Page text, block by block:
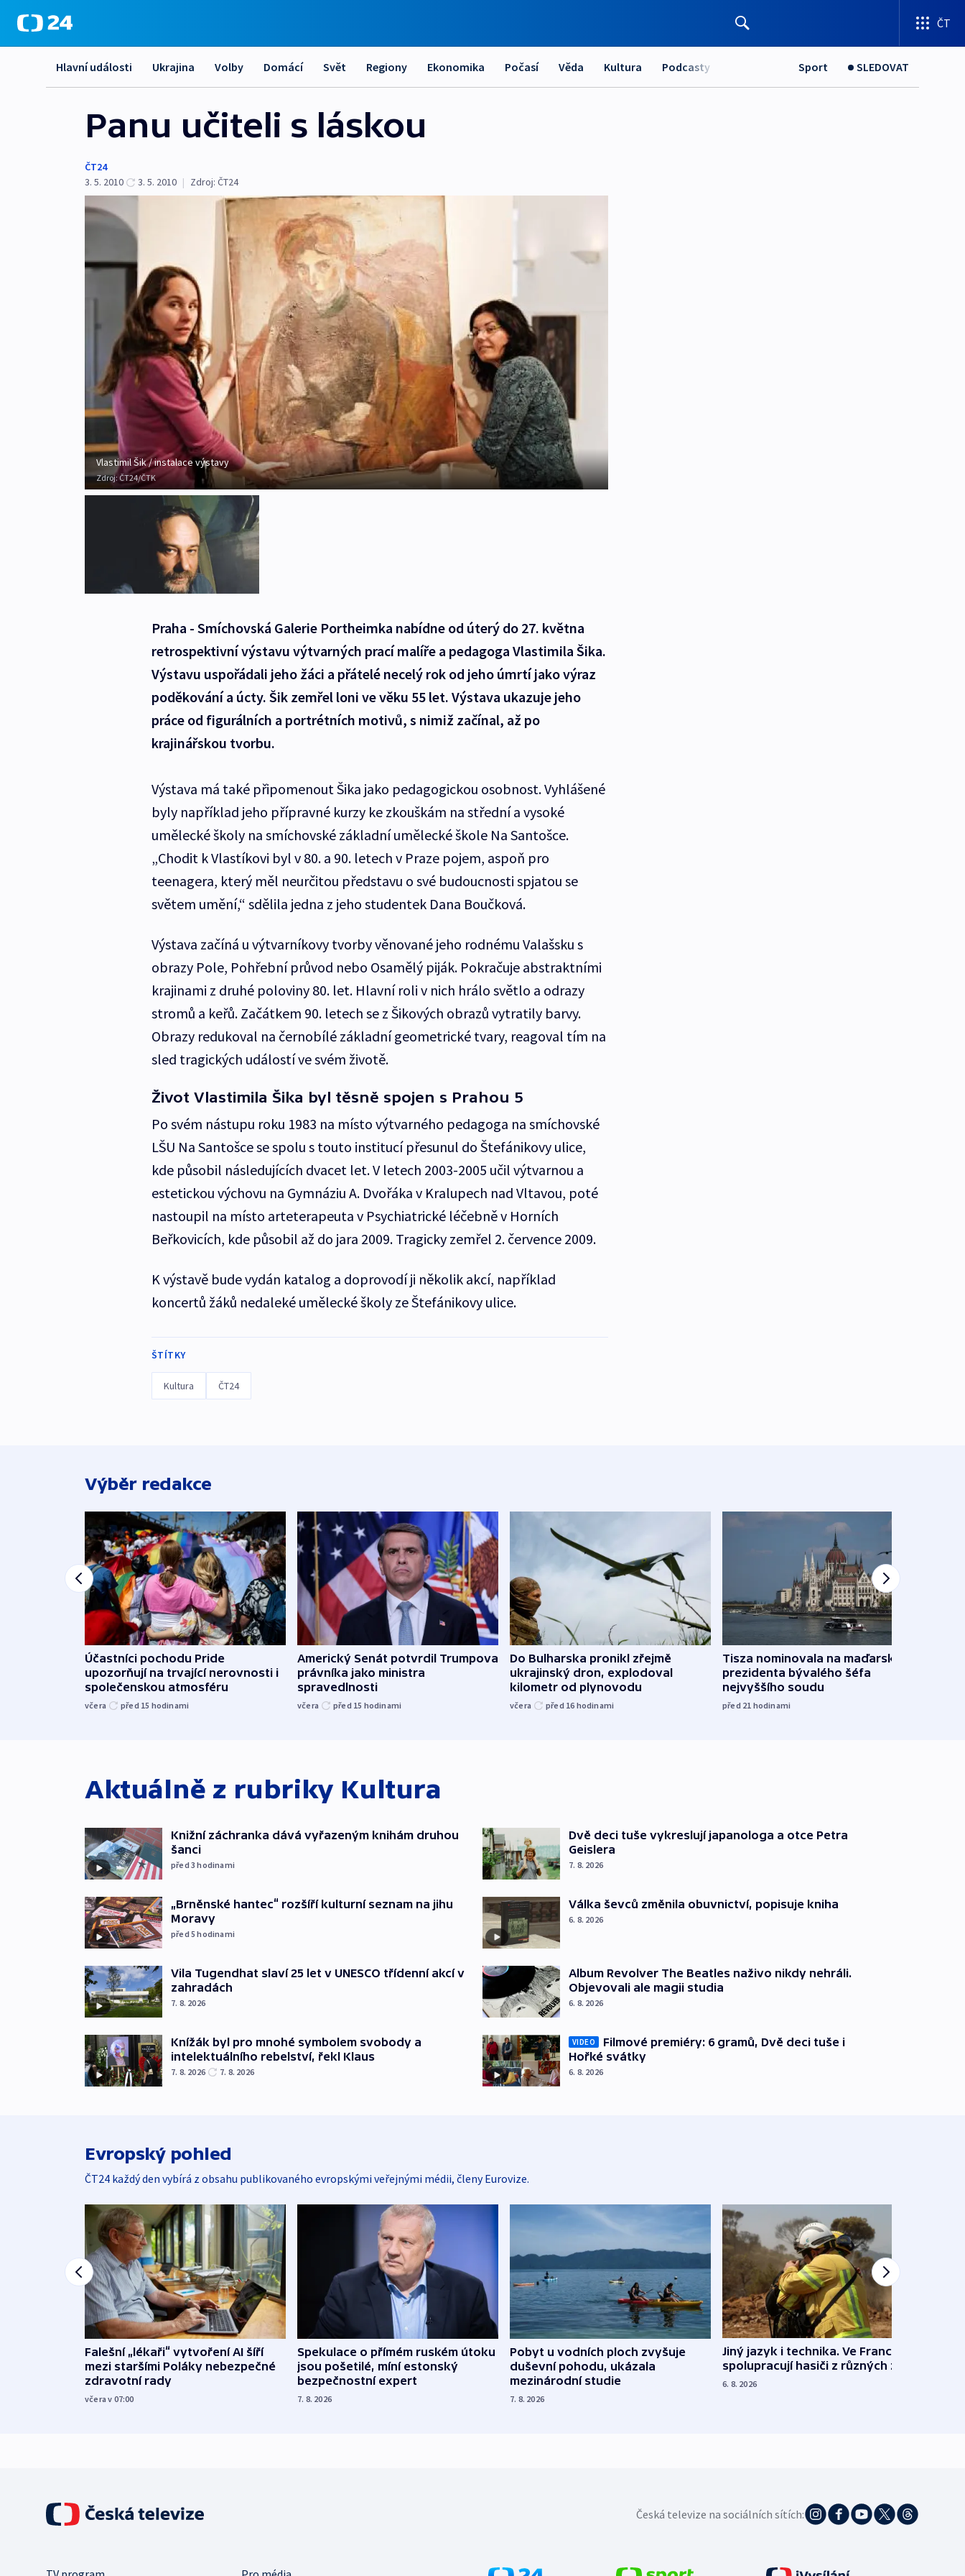
ČT
Hlavní události Ukrajina Volby Domácí Svět Regiony Ekonomika Počasí Věda Kultura Podcasty Sport SLEDOVAT
Panu učiteli s láskou
ČT24
3. 5. 2010
3. 5. 2010 | Zdroj: ČT24
Vlastimil Šik / instalace výstavy
Zdroj:ČT24/ČTK
Praha - Smíchovská Galerie Portheimka nabídne od úterý do 27. května
retrospektivní výstavu výtvarných prací malíře a pedagoga Vlastimila Šika.
Výstavu uspořádali jeho žáci a přátelé necelý rok od jeho úmrtí jako výraz
poděkování a úcty. Šik zemřel loni ve věku 55 let. Výstava ukazuje jeho
práce od figurálních a portrétních motivů, s nimiž začínal, až po
krajinářskou tvorbu.
Výstava má také připomenout Šika jako pedagogickou osobnost. Vyhlášené
byly například jeho přípravné kurzy ke zkouškám na střední a vysoké
umělecké školy na smíchovské základní umělecké škole Na Santošce.
„Chodit k Vlastíkovi byl v 80. a 90. letech v Praze pojem, aspoň pro
teenagera, který měl neurčitou představu o své budoucnosti spjatou se
světem umění,“ sdělila jedna z jeho studentek Dana Boučková.
Výstava začíná u výtvarníkovy tvorby věnované jeho rodnému Valašsku s
obrazy Pole, Pohřební průvod nebo Osamělý piják. Pokračuje abstraktními
krajinami z druhé poloviny 80. let. Hlavní roli v nich hrálo světlo a odrazy
stromů a keřů. Začátkem 90. letech se z Šikových obrazů vytratily barvy.
Obrazy redukoval na černobílé základní geometrické tvary, reagoval tím na
sled tragických událostí ve svém životě.
Život Vlastimila Šika byl těsně spojen s Prahou 5
Po svém nástupu roku 1983 na místo výtvarného pedagoga na smíchovské
LŠU Na Santošce se spolu s touto institucí přesunul do Štefánikovy ulice,
kde působil následujících dvacet let. V letech 2003-2005 učil výtvarnou a
estetickou výchovu na Gymnáziu A. Dvořáka v Kralupech nad Vltavou, poté
nastoupil na místo arteterapeuta v Psychiatrické léčebně v Horních
Beřkovicích, kde působil až do jara 2009. Tragicky zemřel 2. července 2009.
K výstavě bude vydán katalog a doprovodí ji několik akcí, například
koncertů žáků nedaleké umělecké školy ze Štefánikovy ulice.
ŠTÍTKY
Kultura ČT24
Výběr redakce
Účastníci pochodu Pride
upozorňují na trvající nerovnosti i
společenskou atmosféru
včera před 15 hodinami
Americký Senát potvrdil Trumpova
právníka jako ministra
spravedlnosti
včera před 15 hodinami
Do Bulharska pronikl zřejmě
ukrajinský dron, explodoval
kilometr od plynovodu
včera před 16 hodinami
Tisza nominovala na maďarského
prezidenta bývalého šéfa
nejvyššího soudu
před 21 hodinami
Aktuálně z rubriky Kultura
Knižní záchranka dává vyřazeným knihám druhou
šanci
před 3hodinami
„Brněnské hantec“ rozšíří kulturní seznam na jihu
Moravy
před 5hodinami
Vila Tugendhat slaví 25 let v UNESCO třídenní akcí v
zahradách
7. 8. 2026
Knížák byl pro mnohé symbolem svobody a
intelektuálního rebelství, řekl Klaus
7. 8. 2026 7. 8. 2026
Dvě deci tuše vykreslují japanologa a otce Petra
Geislera
7. 8. 2026
Válka ševců změnila obuvnictví, popisuje kniha
6. 8. 2026
Album Revolver The Beatles naživo nikdy nehráli.
Objevovali ale magii studia
6. 8. 2026
VIDEO
Filmové premiéry: 6 gramů, Dvě deci tuše i
Hořké svátky
6. 8. 2026
Evropský pohled
ČT24 každý den vybírá z obsahu publikovaného evropskými veřejnými médii, členy Eurovize.
Falešní „lékaři“ vytvoření AI šíří
mezi staršími Poláky nebezpečné
zdravotní rady
včera v 07:00
Spekulace o přímém ruském útoku
jsou pošetilé, míní estonský
bezpečnostní expert
7. 8. 2026
Pobyt u vodních ploch zvyšuje
duševní pohodu, ukázala
mezinárodní studie
7. 8. 2026
Jiný jazyk i technika. Ve Francii
spolupracují hasiči z různých zemí
6. 8. 2026
Česká televize na sociálních sítích: